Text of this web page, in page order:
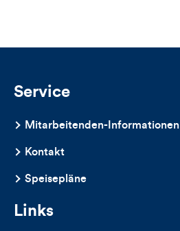
Service
Mitarbeitenden-Informationen
Kontakt
Speisepläne
Links